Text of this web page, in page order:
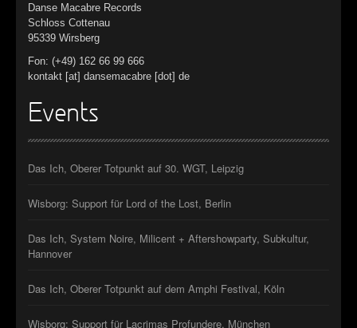
Danse Macabre Records
Schloss Cottenau
95339 Wirsberg
Fon: (+49) 162 66 99 666
kontakt [at] dansemacabre [dot] de
Events
Das Ich, Oberer Totpunkt auf 30. WGT, Leipzig
Wisborg: Support für Lord of the Lost, Berlin
Das Ich, System Noire, Milicent + Aftershowparty, Subkultur,
Hannover
Das Ich, Oberer Totpunkt auf dem Amphi Festival, Köln
Wisborg: Support für Lacrimas Profundere, München